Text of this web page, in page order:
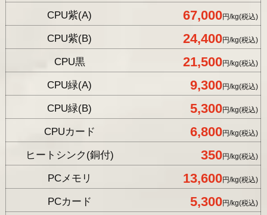
CPU紫(A) 67,000円/kg(税込)
CPU紫(B) 24,400円/kg(税込)
CPU黒 21,500円/kg(税込)
CPU緑(A) 9,300円/kg(税込)
CPU緑(B) 5,300円/kg(税込)
CPUカード 6,800円/kg(税込)
ヒートシンク(銅付) 350円/kg(税込)
PCメモリ 13,600円/kg(税込)
PCカード 5,300円/kg(税込)